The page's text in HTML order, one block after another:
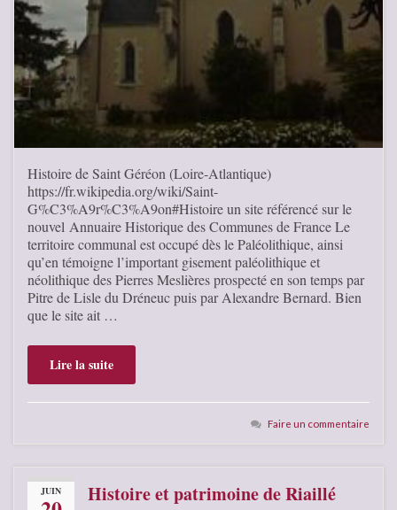
Histoire de Saint Géréon (Loire-Atlantique)
https://fr.wikipedia.org/wiki/Saint-
G%C3%A9r%C3%A9on#Histoire un site référencé sur le
nouvel Annuaire Historique des Communes de France Le
territoire communal est occupé dès le Paléolithique, ainsi
qu’en témoigne l’important gisement paléolithique et
néolithique des Pierres Meslières prospecté en son temps par
Pitre de Lisle du Dréneuc puis par Alexandre Bernard. Bien
que le site ait …
Lire la suite
Faire un commentaire
JUIN
Histoire et patrimoine de Riaillé